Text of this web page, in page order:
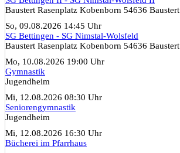
Baustert Rasenplatz Kobenborn 54636 Baustert
So, 09.08.2026 14:45 Uhr
SG Bettingen - SG Nimstal-Wolsfeld
Baustert Rasenplatz Kobenborn 54636 Baustert
Mo, 10.08.2026 19:00 Uhr
Gymnastik
Jugendheim
Mi, 12.08.2026 08:30 Uhr
Seniorengymnastik
Jugendheim
Mi, 12.08.2026 16:30 Uhr
Bücherei im Pfarrhaus